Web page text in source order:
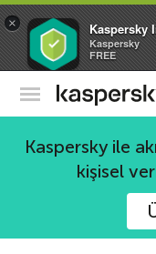
× Kaspersky
Kaspersky
FREE
Kaspersky ile
kişisel